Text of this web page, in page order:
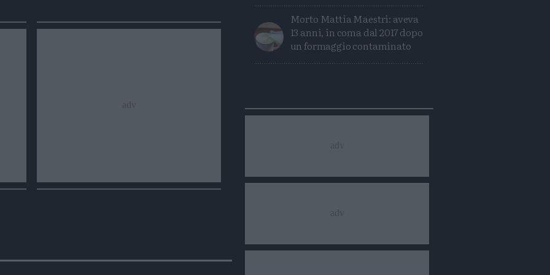
Morto Mattia Maestri: aveva
13 anni, in coma dal 2017 dopo
un formaggio contaminato